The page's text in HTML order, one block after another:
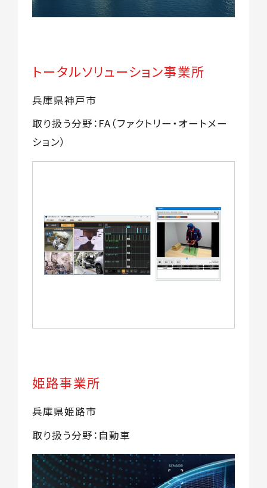
トータルソリューション事業所
兵庫県神戸市
取り扱う分野：FA（ファクトリー・オートメー
ション）
姫路事業所
兵庫県姫路市
取り扱う分野：自動車